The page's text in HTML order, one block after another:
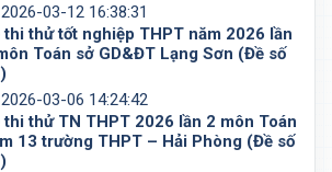
2026-03-12 16:38:31
thi thử tốt nghiệp THPT năm 2026 lần
Toán sở GD&ĐT Lạng Sơn (Đề số
2026-03-06 14:24:42
thi thử TN THPT 2026 lần 2 môn Toán
13 trường THPT – Hải Phòng (Đề số